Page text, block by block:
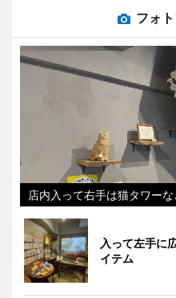
フォ
店内入って右手は猫タワー
入って左手に
イテム